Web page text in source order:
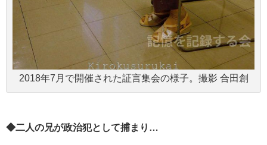
2018年7月で開催された証言集会の様子。撮影 合田創
◆二人の兄が政治犯として捕まり…